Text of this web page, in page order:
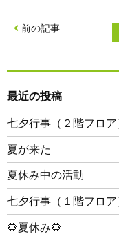
前の記事
最近の投稿
七夕行事（２階フロ
夏が来た
夏休み中の活動
七夕行事（１階フロ
🌻夏休み🌻